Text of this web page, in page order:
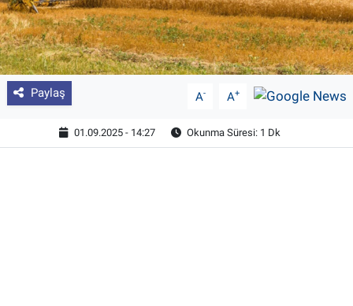
Paylaş A- A+
01.09.2025 - 14:27 Okunma Süresi: 1 Dk
Dünyada Tarım
Üretici Birlikleri
Şeker ve Şekerli Mamüller
Tahıllar ve Baklagiller